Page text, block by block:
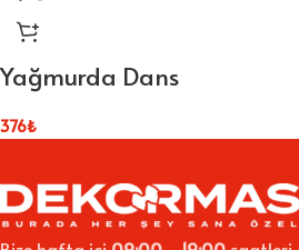
Yağmurda Dans
376₺